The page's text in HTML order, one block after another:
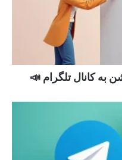
کانال تلگرام 📣